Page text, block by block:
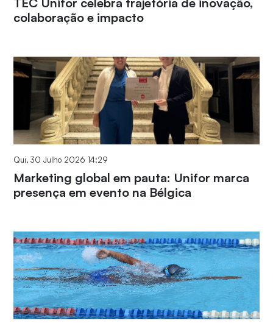
colaboração e impacto
Qui, 30 Julho 2026 14:29
Marketing global em pauta: Unifor marca
presença em evento na Bélgica